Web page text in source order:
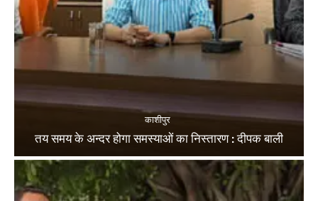
काशीपुर
तय समय के अन्दर होगा समस्याओं का निस्तारण : दीपक बाली